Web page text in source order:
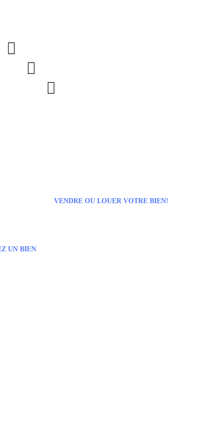



VENDRE OU LOUER VOTRE BIEN!
UN BIEN